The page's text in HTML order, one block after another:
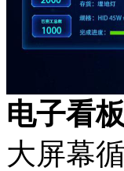
电子看板
大屏幕